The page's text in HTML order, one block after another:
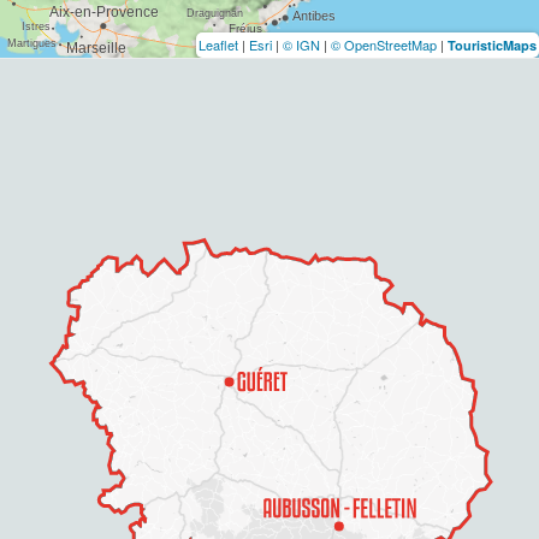
Leaflet | Esri | © IGN | © OpenStreetMap | TouristicMaps